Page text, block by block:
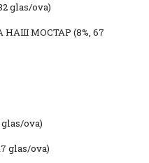
glas/ova)
НАШ МОСТАР (8%, 67
glas/ova)
glas/ova)